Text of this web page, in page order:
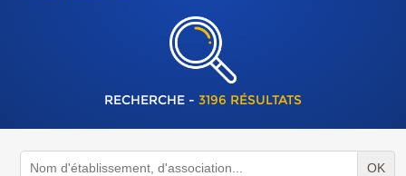
RECHERCHE - 3196 RÉSULTATS
OK